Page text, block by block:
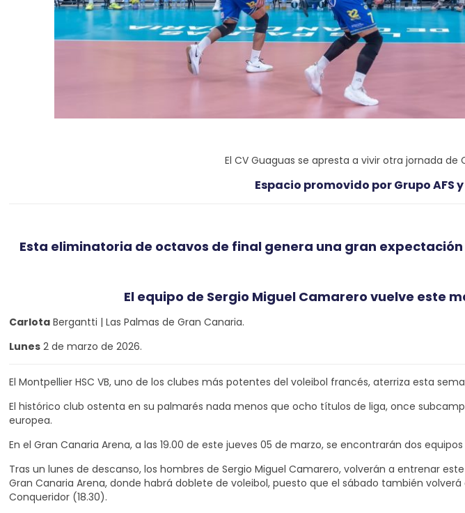
El CV Guaguas se apresta a vivir otra jornada
Espacio promovido por Grupo AFS
Esta eliminatoria de octavos de final genera una gran
El equipo de Sergio Miguel Camarero vuelve este
Carlota Bergantti | Las Palmas de Gran Canaria.
Lunes 2 de marzo de 2026.
El Montpellier HSC VB, uno de los clubes más potentes del voleibol francés, aterriza esta
El histórico club ostenta en su palmarés nada menos que ocho títulos de liga, once
europea.
En el Gran Canaria Arena, a las 19.00 de este jueves 05 de marzo, se encontrarán dos
Tras un lunes de descanso, los hombres de Sergio Miguel Camarero, volverán a entrenar
Gran Canaria Arena, donde habrá doblete de voleibol, puesto que el sábado también
Conqueridor (18.30).